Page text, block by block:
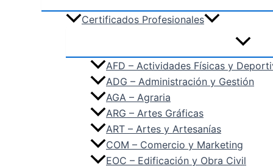
Certificados Profesionales
AFD – Actividades Físicas y
ADG – Administración y Gestión
AGA – Agraria
ARG – Artes Gráficas
ART – Artes y Artesanías
COM – Comercio y Marketing
EOC – Edificación y Obra Civil